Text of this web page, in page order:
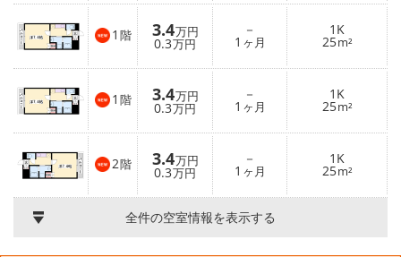
1 階 3.4万円
0.3万円
－
1 ヶ月
1K
25m²
1 階 3.4万円
0.3万円
－
1 ヶ月
1K
25m²
2階 3.4万円
0.3万円
－
1 ヶ月
1K
25m²
全件の空室情報を表示する